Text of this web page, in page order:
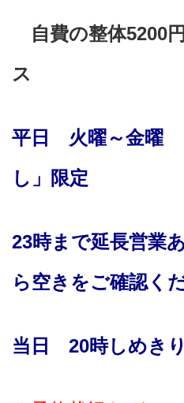
自費の整体5200円
ス
平日 火曜～金曜
し」限定
23時まで延長営業
ら空きをご確認く
当日 20時しめき